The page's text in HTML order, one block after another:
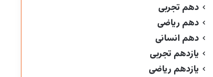
دهم تجربی
دهم ریاضی
دهم انسانی
یازدهم تجربی
یازدهم ریاضی